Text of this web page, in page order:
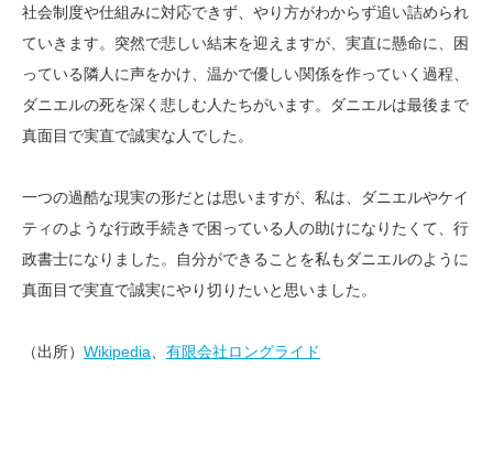
社会制度や仕組みに対応できず、やり方がわからず追い詰められ
ていきます。突然で悲しい結末を迎えますが、実直に懸命に、困
っている隣人に声をかけ、温かで優しい関係を作っていく過程、
ダニエルの死を深く悲しむ人たちがいます。ダニエルは最後まで
真面目で実直で誠実な人でした。
一つの過酷な現実の形だとは思いますが、私は、ダニエルやケイ
ティのような行政手続きで困っている人の助けになりたくて、行
政書士になりました。自分ができることを私もダニエルのように
真面目で実直で誠実にやり切りたいと思いました。
（出所） Wikipedia 有限会社ロングライド